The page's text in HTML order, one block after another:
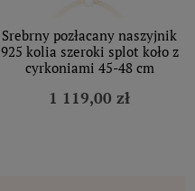
Srebrny pozłacany naszyjnik
925 kolia szeroki splot koło z
cyrkoniami 45-48 cm
1 119,00 zł